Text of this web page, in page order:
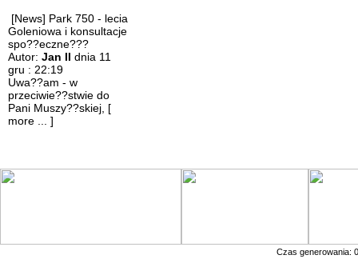
[News] Park 750 - lecia
Goleniowa i konsultacje
spo??eczne???
Autor: Jan II dnia 11
gru : 22:19
Uwa??am - w
przeciwie??stwie do
Pani Muszy??skiej, [
more ... ]
Czas generowania: